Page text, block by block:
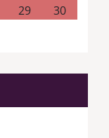
29
30